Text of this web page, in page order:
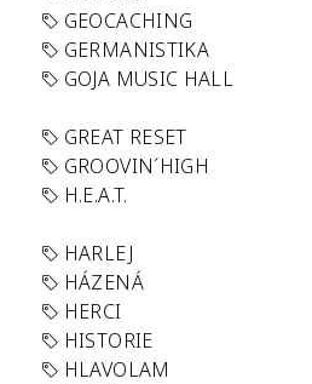
GEOCACHING
GERMANISTIKA
GOJA MUSIC HALL
GREAT RESET
GROOVIN´HIGH
H.E.A.T.
HARLEJ
HÁZENÁ
HERCI
HISTORIE
HLAVOLAM